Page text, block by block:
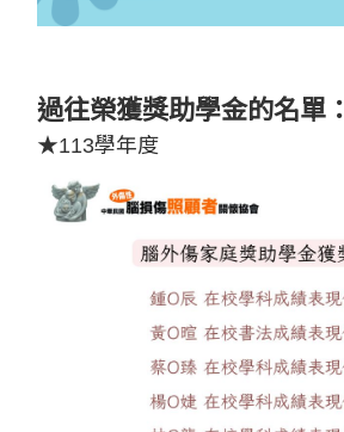
過往榮獲獎助學金的名單：
★113學年度